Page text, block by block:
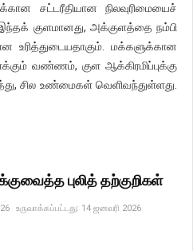
சட்டரீதியான நிலவுரிமையைச்
குளமானது, அக்குளத்தை நம்பி
உரித்துடையதாகும். மக்களுக்கான
வண்ணம், குள ஆக்கிரமிப்புக்கு
சில உண்மைகள் வெளிவந்துள்ளது.
புலித் தற்குறிகள்
உருவாக்கப்பட்டது: 14 ஜனவரி 2026